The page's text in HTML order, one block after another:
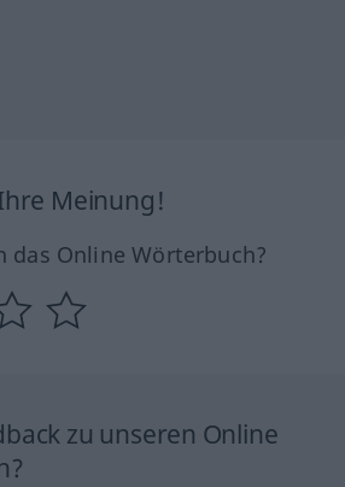
Meinung!
das Online Wörterbuch?
zu unseren Online